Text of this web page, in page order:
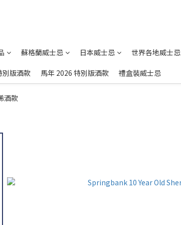
蘇格蘭威士忌 日本威士忌 世界各地威士忌
別版酒款 馬年 2026 特別版酒款 禮盒裝威士忌
酒款